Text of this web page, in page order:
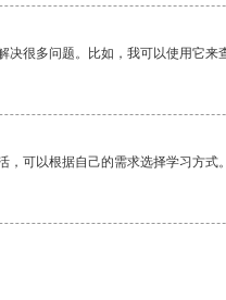
决很多问题。比如，我可以使用它来
，可以根据自己的需求选择学习方式